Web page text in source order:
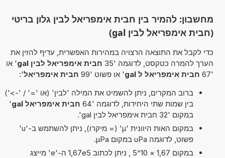
מחשבון: להמיר בין חבית אימפריאל לבין גלון בריטי
(חבית אימפריאל לבין gal)
כדי לקבל את התוצאה הרצויה במהירות האפשרית, עדיף להזין את
הערך להמרה כטקסט, לדוגמה '35
חבית אימפריאל לבין gal
' או
'67
חבית אימפריאל ל gal ' או פשוט '99 חבית אימפריאל':
ברוב המקרים, ניתן להשמיט את המילה 'לבין' (או '=' / '->')
בין שמות שתי היחידות, לדוגמה '64
חבית אימפריאל gal
'
במקום '32 חבית אימפריאל לבין gal'.
במקום האות היוונית 'µ' (= מיקרו), ניתן להשתמש ב-'u'
פשוט, לדוגמה uPa במקום µPa.
במקום 1,67 × 10^5 , ניתן לכתוב 1,67e5 ה-'e' מייצג